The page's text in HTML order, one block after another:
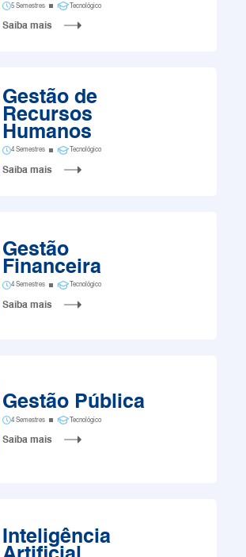
5 Semestres Tecnológico
Saiba mais
Gestão de
Recursos
Humanos
4 Semestres Tecnológico
Saiba mais
Gestão
Financeira
4 Semestres Tecnológico
Saiba mais
Gestão Pública
4 Semestres Tecnológico
Saiba mais
Inteligência